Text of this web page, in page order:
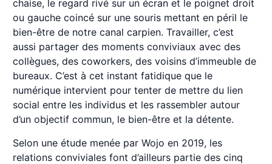
chaise, le regard rivé sur un écran et le poignet droit
ou gauche coincé sur une souris mettant en péril le
bien-être de notre canal carpien. Travailler, c’est
aussi partager des moments conviviaux avec des
collègues, des coworkers, des voisins d’immeuble de
bureaux. C’est à cet instant fatidique que le
numérique intervient pour tenter de mettre du lien
social entre les individus et les rassembler autour
d’un objectif commun, le bien-être et la détente.
Selon une étude menée par Wojo en 2019, les
relations conviviales font d’ailleurs partie des cinq